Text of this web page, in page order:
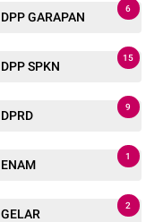
DPP GARAPAN
6
DPP SPKN
15
DPRD
9
ENAM
1
GELAR
2